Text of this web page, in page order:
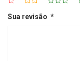
Sua revisão *